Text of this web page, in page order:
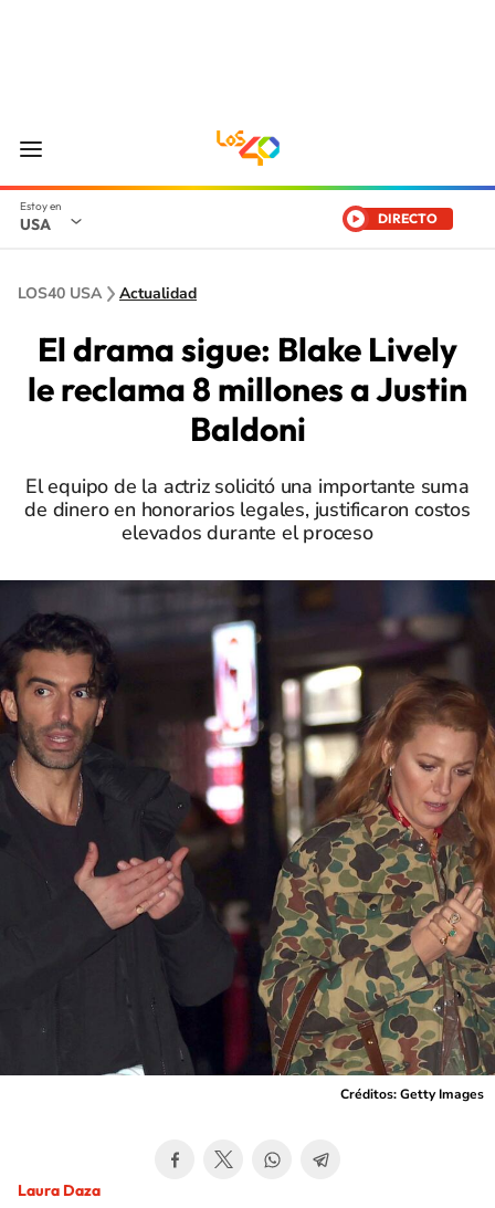
USA DIRECTO
LOS40 USA Actualidad
El drama sigue: Blake Lively
le reclama 8 millones a Justin
Baldoni
El equipo de la actriz solicitó una importante suma
de dinero en honorarios legales, justificaron costos
elevados durante el proceso
Créditos: Getty Images
Laura Daza